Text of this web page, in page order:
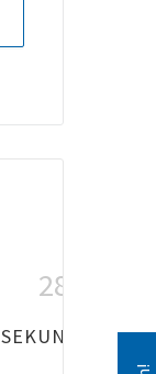
28
SEKUNDEN